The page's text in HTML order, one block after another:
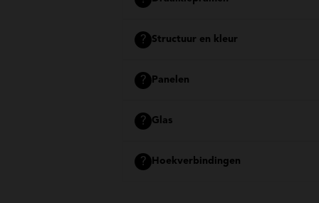
? Structuur en kleur
? Panelen
? Glas
? Hoekverbindingen